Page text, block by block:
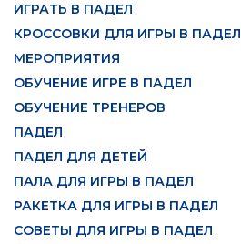
ИГРАТЬ В ПАДЕЛ
КРОССОВКИ ДЛЯ ИГРЫ В ПАДЕЛ
МЕРОПРИЯТИЯ
ОБУЧЕНИЕ ИГРЕ В ПАДЕЛ
ОБУЧЕНИЕ ТРЕНЕРОВ
ПАДЕЛ
ПАДЕЛ ДЛЯ ДЕТЕЙ
ПАЛА ДЛЯ ИГРЫ В ПАДЕЛ
РАКЕТКА ДЛЯ ИГРЫ В ПАДЕЛ
СОВЕТЫ ДЛЯ ИГРЫ В ПАДЕЛ